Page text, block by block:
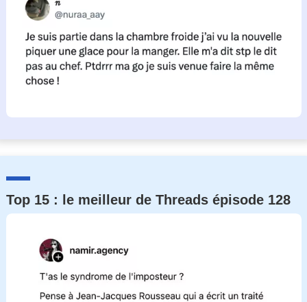
Top 15 : le meilleur de Threads épisode 128